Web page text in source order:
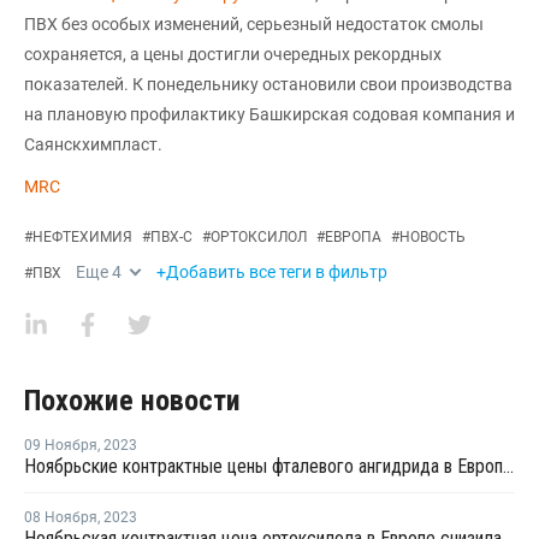
ПВХ без особых изменений, серьезный недостаток смолы
сохраняется, а цены достигли очередных рекордных
показателей. К понедельнику остановили свои производства
на плановую профилактику Башкирская содовая компания и
Саянскхимпласт.
MRC
#НЕФТЕХИМИЯ #ПВХ-С #ОРТОКСИЛОЛ #ЕВРОПА #НОВОСТЬ
#ПВХ Еще4 +Добавить все теги в фильтр
Похожие новости
09 Ноября, 2023
Ноябрьские контрактные цены фталевого ангидрида в Европе снизились на EUR20 за тонну
08 Ноября, 2023